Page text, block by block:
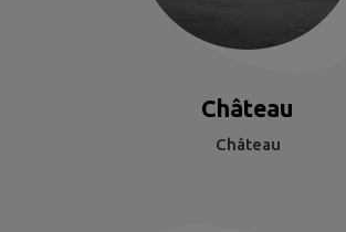
Château
Château